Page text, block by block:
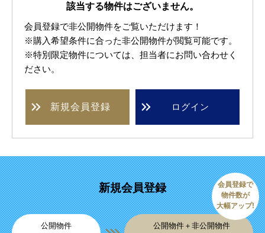
該当する物件はございません。
会員登録で非公開物件をご覧いただけます！
※購入希望条件に合った非公開物件が閲覧可能です。
※特別限定物件については、担当者にお問い合わせく
ださい。
新規会員登録 ログイン
新規会員登録
公開物件 公開物件＋非公開物件
会員登録で
物件数が
大幅アップ!